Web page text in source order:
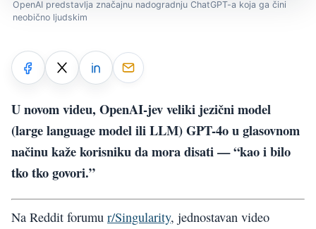
OpenAI predstavlja značajnu nadogradnju ChatGPT-a koja ga čini
neobično ljudskim
U novom videu, OpenAI-jev veliki jezični model
(large language model ili LLM) GPT-4o u glasovnom
načinu kaže korisniku da mora disati — “kao i bilo
tko tko govori.”
Na Reddit forumu r/Singularity, jednostavan video